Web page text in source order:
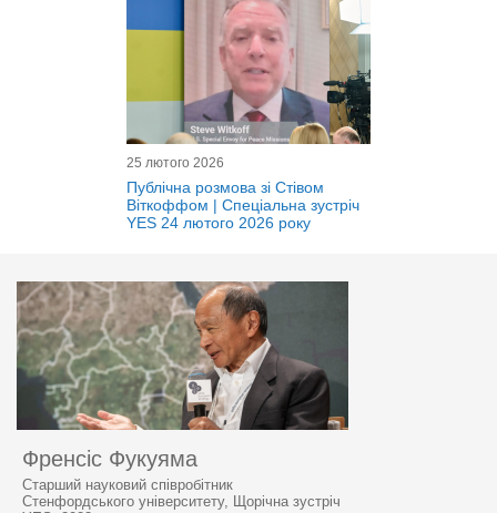
25 лютого 2026
Публічна розмова зі Стівом
Віткоффом | Спеціальна зустріч
YES 24 лютого 2026 року
Френсіс Фукуяма
Старший науковий співробітник
Стенфордського університету, Щорічна зустріч